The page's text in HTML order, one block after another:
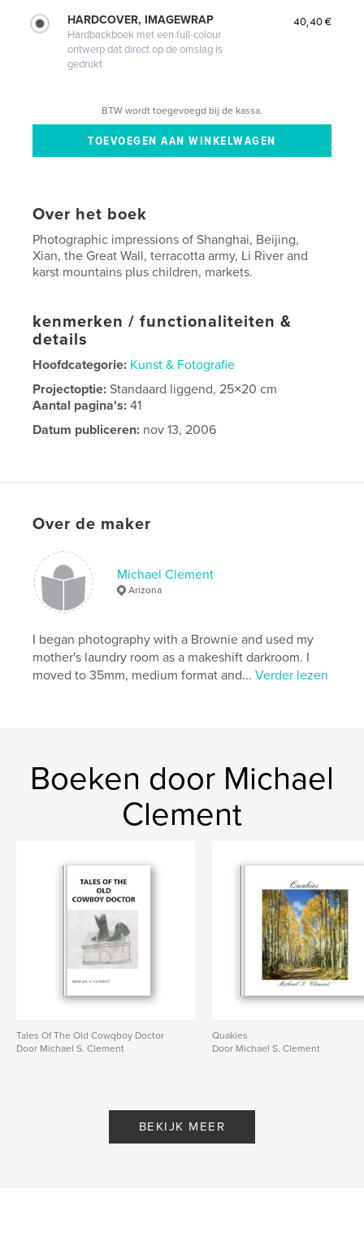
HARDCOVER, IMAGEWRAP
Hardbackboek met een full-colour
ontwerp dat direct op de omslag is
gedrukt
40,40 €
BTW wordt toegevoegd bij de kassa.
Over het boek
Photographic impressions of Shanghai, Beijing,
Xian, the Great Wall, terracotta army, Li River and
karst mountains plus children, markets.
kenmerken / functionaliteiten &
details
Hoofdcategorie: Kunst & Fotografie
Projectoptie:Standaard liggend, 25×20 cm
Aantal pagina's:41
Datum publiceren: nov 13, 2006
Over de maker
Michael Clement
Arizona
I began photography with a Brownie and used my
mother's laundry room as a makeshift darkroom. I
moved to 35mm, medium format and...Verder lezen
Boeken door Michael
Clement
Tales Of The Old Cowqboy Doctor
Door Michael S. Clement
Quakies
Door Michael S. Clement
BEKIJK MEER